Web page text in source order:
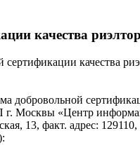
качества
сертификации
добровольной
Москвы «Центр
13, факт. адрес: